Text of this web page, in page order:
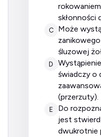
skłonności
C
może wystąpić na podłożu
śluzowej
D
wystąpienie „zespołu rakowiaka”
świadczy o
(przerzuty).
E
do rozpoznania wystarczające
jest
dwukrotnie